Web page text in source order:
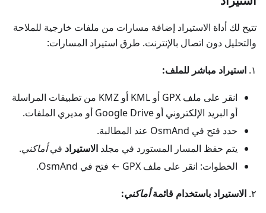
تتيح لك أداة الاستيراد إضافة مسارات من ملفات خارجية للملاحة
والتحليل دون اتصال بالإنترنت. طرق استيراد المسارات:
١. استيراد مباشر للملف:
انقر على ملف GPX أو KML أو KMZ من تطبيقات المراسلة
أو البريد الإلكتروني أو Google Drive أو مديري الملفات.
حدد فتح في OsmAnd عند المطالبة.
يتم حفظ المسار المستورد في مجلد الاستيراد فيأماكني.
الخطوات: انقر على ملف GPX ← فتح في OsmAnd.
٢. الاستيراد باستخدام قائمةأماكني: